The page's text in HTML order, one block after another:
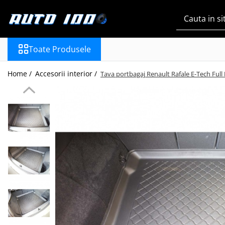
Montaj Sisteme Audio Auto
Covorase auto mocheta
dedicate
Huse scaun auto dedicate
Plase portbagaj
Tavite portbagaj auto
Pachete Audio
Accesorii Sisteme Audio
Conectica
Toate Produsele
Home / Accesorii interior / Tava portbagaj Renault Rafale E-Tech